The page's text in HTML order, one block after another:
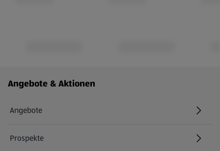
Fußzeilenmenü - weitere Links
Angebote & Aktionen
Angebote
Prospekte